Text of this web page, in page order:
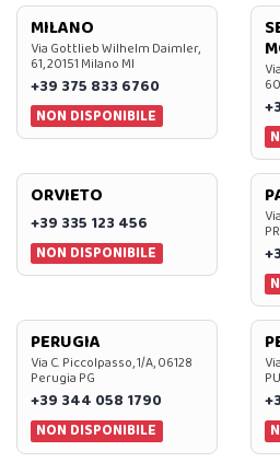
MILANO
Via Gottlieb Wilhelm Daimler,
61, 20151 Milano MI
+39 375 833 6760
NON DISPONIBILE
ORVIETO
+39 335 123 456
NON DISPONIBILE
PR
PERUGIA
Via C. Piccolpasso, 1/A, 06128
Perugia PG
+39 344 058 1790
NON DISPONIBILE
PU